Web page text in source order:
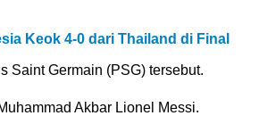
Keok 4-0 dari Thailand di Final
Saint Germain (PSG) tersebut.
Akbar Lionel Messi.